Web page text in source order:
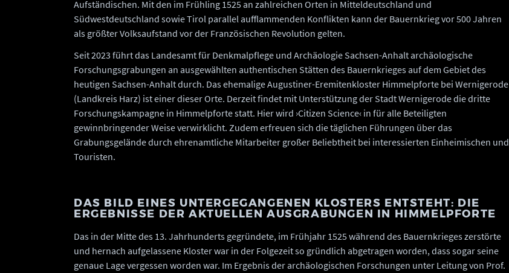
Aufständischen. Mit den im Frühling 1525 an zahlreichen Orten in Mitteldeutschland und
Südwestdeutschland sowie Tirol parallel aufflammenden Konflikten kann der Bauernkrieg vor 500 Jahren
als größter Volksaufstand vor der Französischen Revolution gelten.
Seit 2023 führt das Landesamt für Denkmalpflege und Archäologie Sachsen-Anhalt archäologische
Forschungsgrabungen an ausgewählten authentischen Stätten des Bauernkrieges auf dem Gebiet des
heutigen Sachsen-Anhalt durch. Das ehemalige Augustiner-Eremitenkloster Himmelpforte bei Wernigerode
(Landkreis Harz) ist einer dieser Orte. Derzeit findet mit Unterstützung der Stadt Wernigerode die dritte
Forschungskampagne in Himmelpforte statt. Hier wird ›Citizen Science‹ in für alle Beteiligten
gewinnbringender Weise verwirklicht. Zudem erfreuen sich die täglichen Führungen über das
Grabungsgelände durch ehrenamtliche Mitarbeiter großer Beliebtheit bei interessierten Einheimischen und
Touristen.
DAS BILD EINES UNTERGEGANGENEN KLOSTERS ENTSTEHT: DIE
ERGEBNISSE DER AKTUELLEN AUSGRABUNGEN IN HIMMELPFORTE
Das in der Mitte des 13. Jahrhunderts gegründete, im Frühjahr 1525 während des Bauernkrieges zerstörte
und hernach aufgelassene Kloster war in der Folgezeit so gründlich abgetragen worden, dass sogar seine
genaue Lage vergessen worden war. Im Ergebnis der archäologischen Forschungen unter Leitung von Prof.